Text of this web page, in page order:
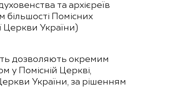
та архієреїв
більшості Помісних
Церкви України)
дозволяють окремим
у Помісній Церкві,
України, за рішенням